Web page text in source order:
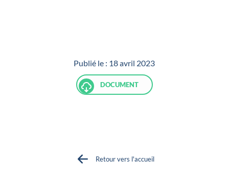
Publié le : 18 avril 2023
DOCUMENT
Retour vers l'accueil